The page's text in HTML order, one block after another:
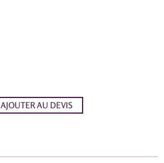
AJOUTER AU DEVIS